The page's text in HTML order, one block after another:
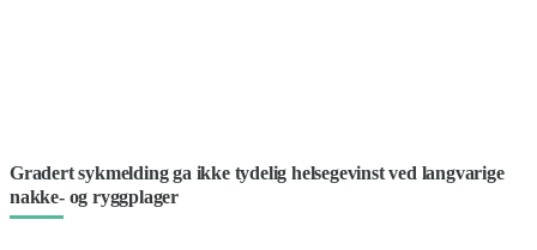
Gradert sykmelding ga ikke tydelig helsegevinst ved langvarige
nakke- og ryggplager